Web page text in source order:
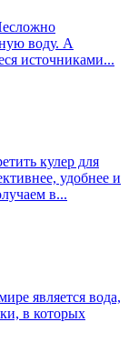
воду. А
источниками...
кулер для
удобнее и
в...
является вода,
в которых